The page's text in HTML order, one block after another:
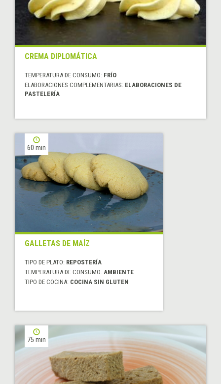
CREMA DIPLOMÁTICA
TEMPERATURA DE CONSUMO: FRÍO
ELABORACIONES COMPLEMENTARIAS: ELABORACIONES DE
PASTELERÍA
60 min
GALLETAS DE MAÍZ
TIPO DE PLATO: REPOSTERÍA
TEMPERATURA DE CONSUMO: AMBIENTE
TIPO DE COCINA: COCINA SIN GLUTEN
75 min